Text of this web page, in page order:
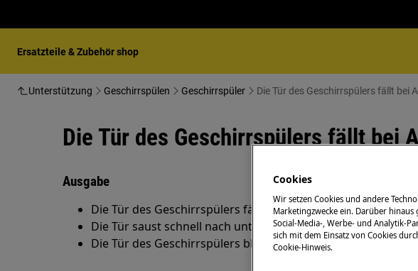
Ersatzteile & Zubehör shop
Unterstützung Geschirrspülen Geschirrspüler Die Tür des Geschirrspülers fällt bei
Die Tür des Geschirrspülers fällt bei
Ausgabe
Die Tür des Geschirrspülers fällt beim Öffnen nach unten
Die Tür saust schnell nach unten
Die Tür des Geschirrspülers bleibt nicht geöffnet stehen
Cookies
Wir setzen Cookies und andere
Marketingzwecke ein. Darüber
Social-Media-, Werbe- und Analytik-
sich mit dem Einsatz von Cookies
Cookie-Hinweis.